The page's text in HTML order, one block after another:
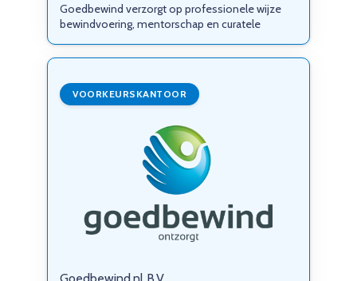
Goedbewind verzorgt op professionele wijze
bewindvoering, mentorschap en curatele
VOORKEURSKANTOOR